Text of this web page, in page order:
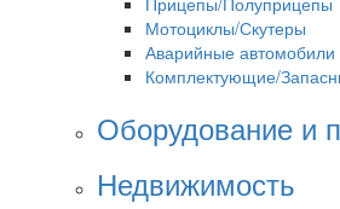
Мотоциклы/Скутеры
Аварийные автомобили
Комплектующие/
Оборудование и
Недвижимость